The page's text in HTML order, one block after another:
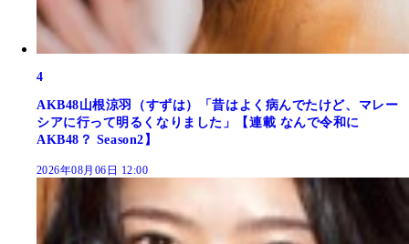
4
AKB48山根涼羽（すずは）「昔はよく病んでたけど、マレー
シアに行って明るくなりました」【連載 なんで令和に
AKB48？ Season2】
2026年08月06日 12:00